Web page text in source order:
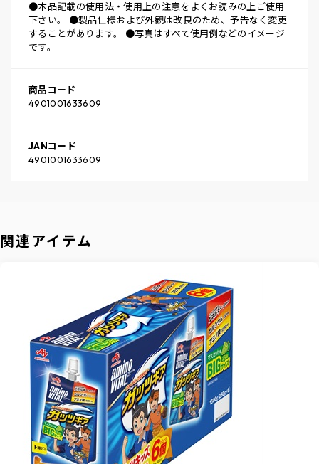
●本品記載の使用法・使用上の注意をよくお読みの上ご使用
下さい。 ●製品仕様および外観は改良のため、予告なく変更
することがあります。 ●写真はすべて使用例などのイメージ
です。
商品コード
4901001633609
JANコード
4901001633609
関連アイテム